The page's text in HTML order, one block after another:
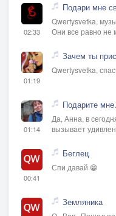
02:33
Подари мне
Qwertysvetka,
Они все равно не
01:19
Зачем ты
Qwertysvetka,
01:14
Подарите
Да, Анна, в
вызывает
00:41
Беглец
Спи давай 😁
Земляника